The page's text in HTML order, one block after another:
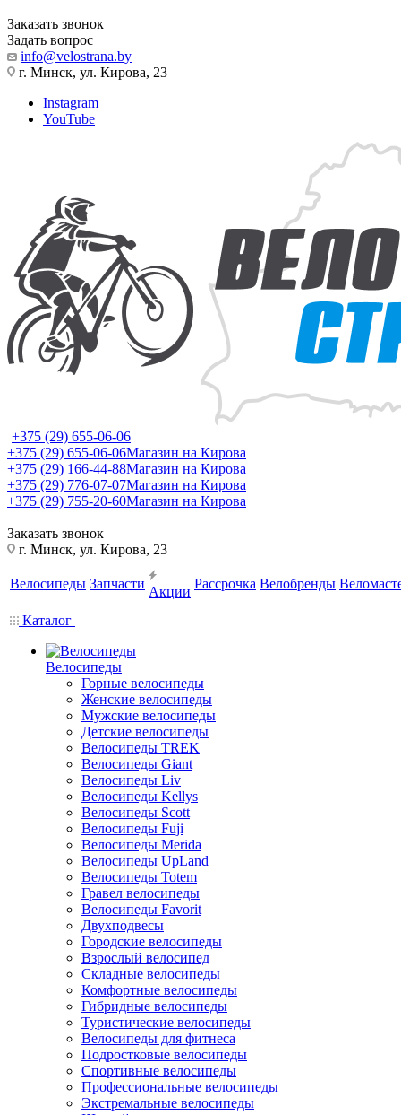
Заказать звонок
Задать вопрос
info@velostrana.by
г. Минск, ул. Кирова, 23
Instagram
YouTube
+375 (29) 655-06-06
+375 (29) 655-06-06Магазин на Кирова
+375 (29) 166-44-88Магазин на Кирова
+375 (29) 776-07-07Магазин на Кирова
+375 (29) 755-20-60Магазин на Кирова
Заказать звонок
г. Минск, ул. Кирова, 23
Велосипеды Запчасти
Акции
Рассрочка Велобренды
Каталог
Велосипеды
Горные велосипеды
Женские велосипеды
Мужские велосипеды
Детские велосипеды
Велосипеды TREK
Велосипеды Giant
Велосипеды Liv
Велосипеды Kellys
Велосипеды Scott
Велосипеды Fuji
Велосипеды Merida
Велосипеды UpLand
Велосипеды Totem
Гравел велосипеды
Велосипеды Favorit
Двухподвесы
Городские велосипеды
Взрослый велосипед
Складные велосипеды
Комфортные велосипеды
Гибридные велосипеды
Туристические велосипеды
Велосипеды для фитнеса
Подростковые велосипеды
Спортивные велосипеды
Профессиональные велосипеды
Экстремальные велосипеды